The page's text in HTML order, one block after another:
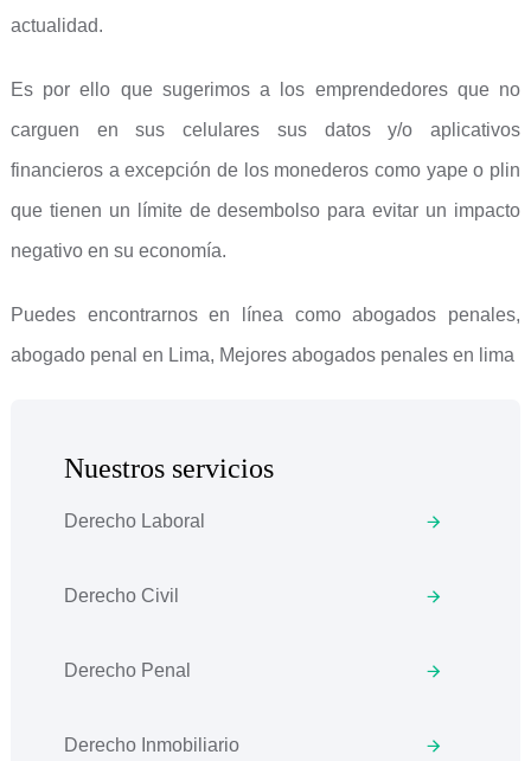
actualidad.
Es por ello que sugerimos a los emprendedores que no
carguen en sus celulares sus datos y/o aplicativos
financieros a excepción de los monederos como yape o plin
que tienen un límite de desembolso para evitar un impacto
negativo en su economía.
Puedes encontrarnos en línea como abogados penales,
abogado penal en Lima, Mejores abogados penales en lima
Nuestros servicios
Derecho Laboral
Derecho Civil
Derecho Penal
Derecho Inmobiliario